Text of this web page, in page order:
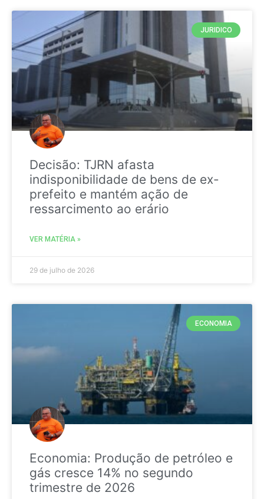
JURIDICO
Decisão: TJRN afasta
indisponibilidade de bens de ex-
prefeito e mantém ação de
ressarcimento ao erário
VER MATÉRIA »
29 de julho de 2026
ECONOMIA
Economia: Produção de petróleo e
gás cresce 14% no segundo
trimestre de 2026